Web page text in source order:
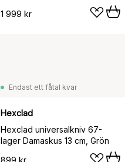
1 999 kr
Endast ett fåtal kvar
Hexclad
Hexclad universalkniv 67-
lager Damaskus 13 cm, Grön
899 kr